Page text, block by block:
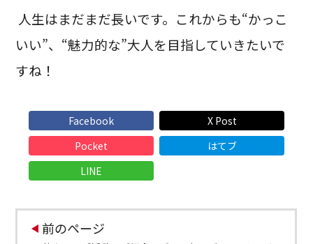
人生はまだまだ長いです。 これからも“かっこ
いい”、“魅力的な”大人を目指していきたいで
すね！
Facebook
X Post
Pocket
はてブ
LINE
前のページ